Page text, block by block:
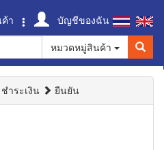
า
บัญชีของฉัน
หมวดหมู่สินค้า
ชำระเงิน ยืนยัน